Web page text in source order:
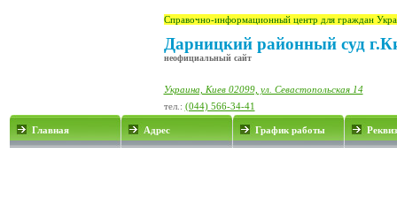
Справочно-информационный центр для граждан
Дарницкий районный суд
неофициальный сайт
Украина, Киев 02099, ул. Севастопольская 14
тел.: (044) 566-34-41
Главная Адрес График работы